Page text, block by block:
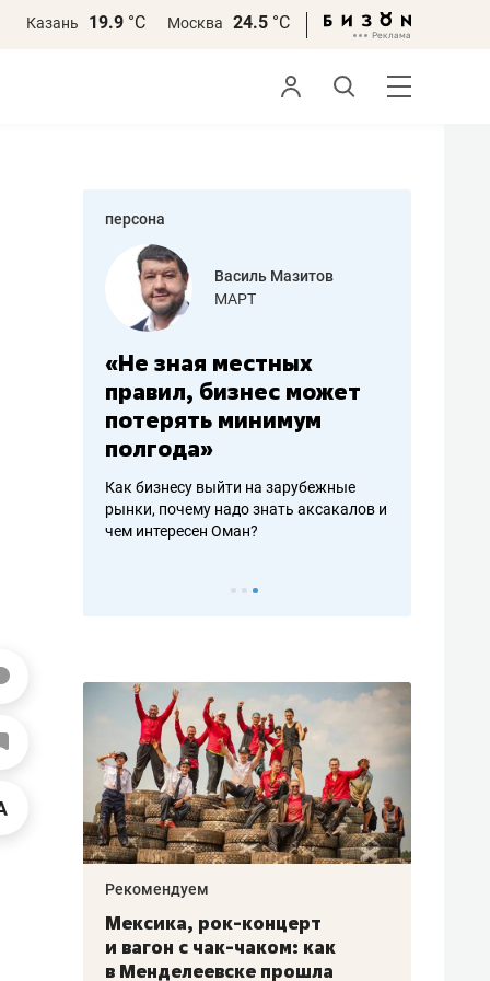
Казань 19.9 °С Москва 24.5 °С
персона
Василь Мазитов
МАРТ
«Не зная местных
правил, бизнес может
потерять минимум
полгода»
Как бизнесу выйти на зарубежные
рынки, почему надо знать аксакалов и
чем интересен Оман?
Рекомендуем
Мексика, рок-концерт
и вагон с чак-чаком: как
в Менделеевске прошла